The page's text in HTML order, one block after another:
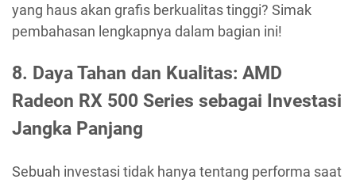
yang haus akan grafis berkualitas tinggi? Simak
pembahasan lengkapnya dalam bagian ini!
8. Daya Tahan dan Kualitas: AMD
Radeon RX 500 Series sebagai Investasi
Jangka Panjang
Sebuah investasi tidak hanya tentang performa saat